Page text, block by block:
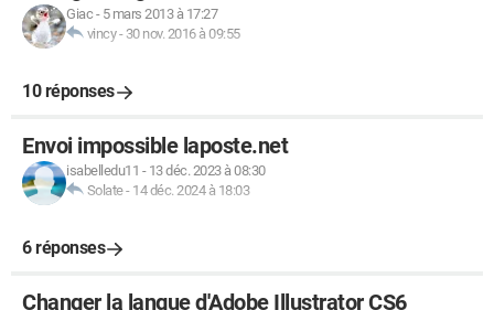
Giac - 5 mars 2013 à 17:27
vincy- 30 nov. 2016 à 09:55
10 réponses
Envoi impossible laposte.net
isabelledu11 - 13 déc. 2023 à 08:30
Solate- 14 déc. 2024 à 18:03
6 réponses
Changer la langue d'Adobe Illustrator CS6